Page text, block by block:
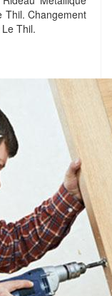
Thil. Changement
Thil.